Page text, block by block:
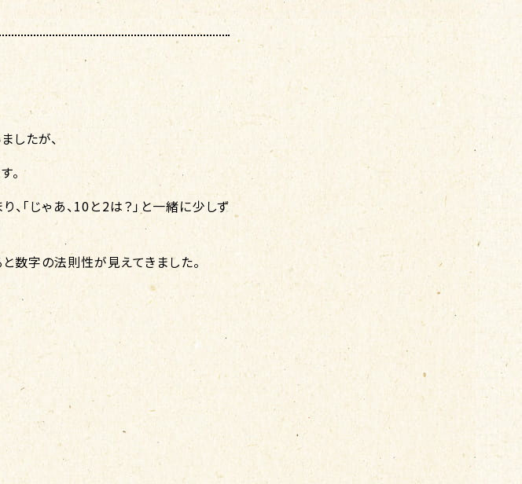
したが、
。
、「じゃあ、10と2は？」と一緒に少しず
数字の法則性が見えてきました。